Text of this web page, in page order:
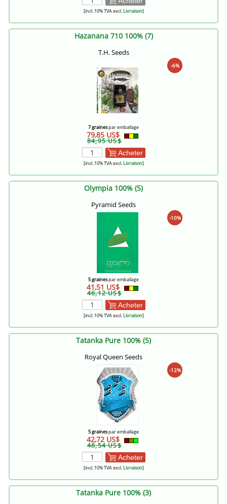
[incl. 10% TVA excl.Livraison]
Hazanana 710 100% (7)
T.H. Seeds
-6%
7 grainespar emballage
79,85 US$
84,95 US$
Acheter
[incl. 10% TVA excl.Livraison]
Olympia 100% (5)
Pyramid Seeds
-10%
5 grainespar emballage
41,51 US$
46,12 US$
Acheter
[incl. 10% TVA excl.Livraison]
Tatanka Pure 100% (5)
Royal Queen Seeds
-12%
5 grainespar emballage
42,72 US$
48,54 US$
Acheter
[incl. 10% TVA excl.Livraison]
Tatanka Pure 100% (3)